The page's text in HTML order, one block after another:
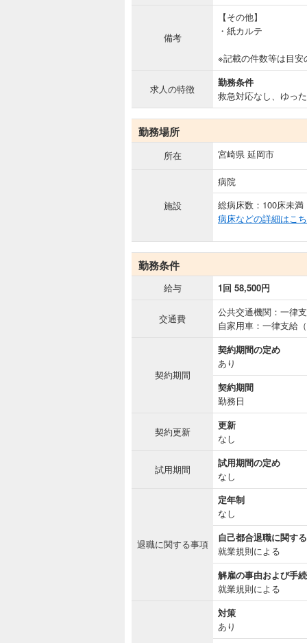
備考
【その他】
・紙カルテ
※記載の件数等は目安
求人の特徴
勤務条件
救急対応なし、ゆっ
勤務場所
所在 宮崎県 延岡市
施設
病院
総病床数：100床未満
病床などの詳細はこ
勤務条件
給与 1回 58,500円
交通費
公共交通機関：一律
自家用車：一律支給
契約期間
契約期間の定め
あり
契約期間
勤務日
契約更新
更新
なし
試用期間
試用期間の定め
なし
退職に関する事項
定年制
なし
自己都合退職に関す
就業規則による
解雇の事由および手
就業規則による
対策
あり